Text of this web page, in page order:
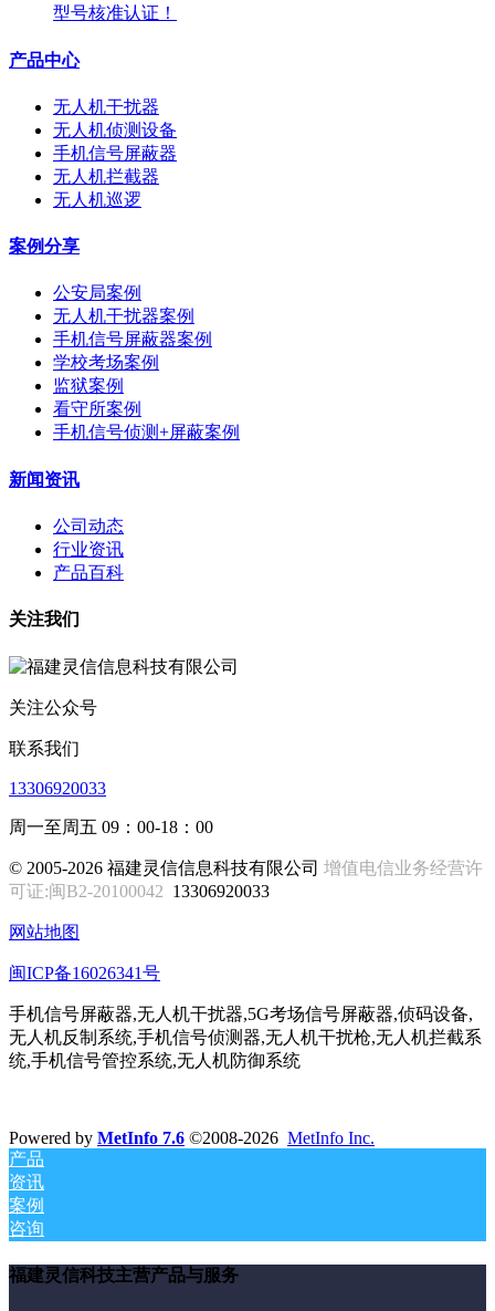
型号核准认证！
产品中心
无人机干扰器
无人机侦测设备
手机信号屏蔽器
无人机拦截器
无人机巡逻
案例分享
公安局案例
无人机干扰器案例
手机信号屏蔽器案例
学校考场案例
监狱案例
看守所案例
手机信号侦测+屏蔽案例
新闻资讯
公司动态
行业资讯
产品百科
关注我们
关注公众号
联系我们
13306920033
周一至周五 09：00-18：00
© 2005-2026 福建灵信信息科技有限公司 增值电信业务经营许
可证:闽B2-20100042 13306920033
网站地图
闽ICP备16026341号
手机信号屏蔽器,无人机干扰器,5G考场信号屏蔽器,侦码设备,
无人机反制系统,手机信号侦测器,无人机干扰枪,无人机拦截系
统,手机信号管控系统,无人机防御系统
Powered by MetInfo 7.6 ©2008-2026 MetInfo Inc.
产品
资讯
案例
咨询
福建灵信科技主营产品与服务